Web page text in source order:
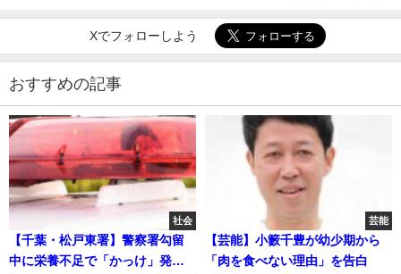
Xでフォローしよう
おすすめの記事
社会
【千葉・松戸東署】警察署勾留
中に栄養不足で「かっけ」発
芸能
【芸能】小籔千豊が幼少期から
「肉を食べない理由」を告白